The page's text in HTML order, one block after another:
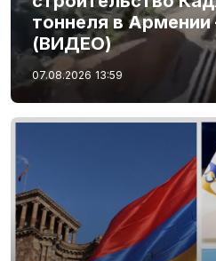
тоннеля в Армении
(ВИДЕО)
07.08.2026 13:59